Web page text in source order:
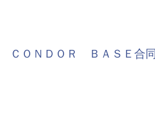
ＣＯＮＤＯＲ ＢＡＳＥ合